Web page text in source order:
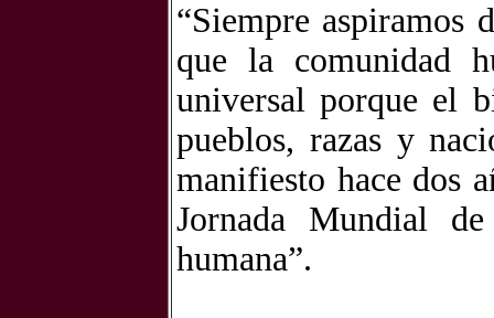
“Siempre aspiramos
que la comunidad
universal porque el
pueblos, razas y
manifiesto hace dos
Jornada Mundial
humana”.